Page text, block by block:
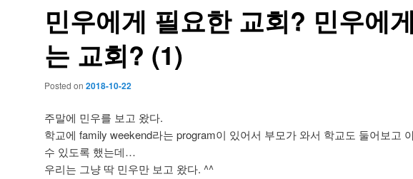
민우에게 필요한 교회? 민우에
는 교회? (1)
Posted on 2018-10-22
주말에 민우를 보고 왔다.
학교에 family weekend라는 program이 있어서 부모가 와서 학교도 둘어보고
수 있도록 했는데…
우리는 그냥 딱 민우만 보고 왔다. ^^